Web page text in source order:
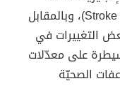
(بالإنجليزية: Stroke)، وبالمقابل
التغييرات في
على معدّلات
الصحيّة